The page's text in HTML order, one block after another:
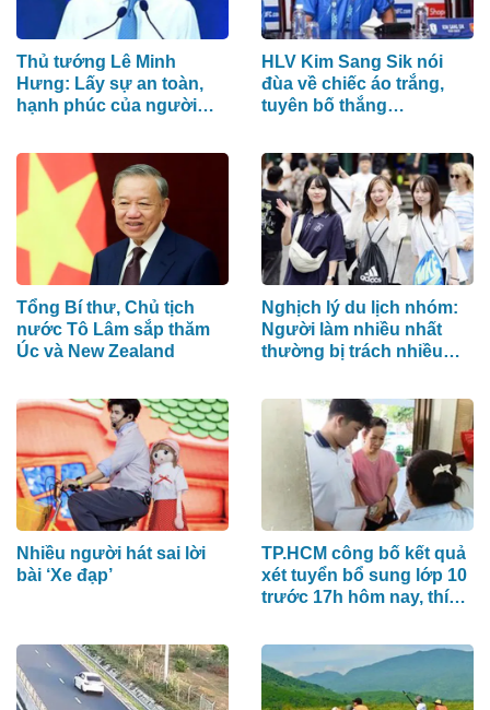
Thủ tướng Lê Minh
Hưng: Lấy sự an toàn,
hạnh phúc của người
ninh mạng
HLV Kim Sang Sik nói
đùa về chiếc áo trắng,
tuyên bố thắng
hình mạnh nhất
Tổng Bí thư, Chủ tịch
nước Tô Lâm sắp thăm
Úc và New Zealand
Nghịch lý du lịch nhóm:
Người làm nhiều nhất
thường bị trách nhiều
Nhiều người hát sai lời
bài ‘Xe đạp’
TP.HCM công bố kết quả
xét tuyển bổ sung lớp 10
trước 17h hôm nay, thí